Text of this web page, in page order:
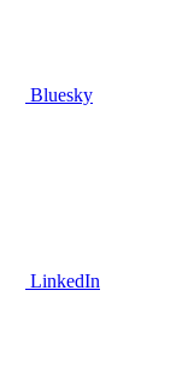
Bluesky
LinkedIn